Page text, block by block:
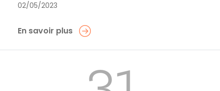
02/05/2023
En savoir plus